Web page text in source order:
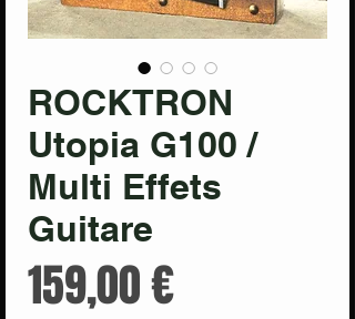
ROCKTRON
Utopia G100 /
Multi Effets
Guitare
159,00 €Prix